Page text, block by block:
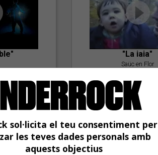
"La iaia"
Saüc en Flor
sol·licita el teu consentiment
les teves dades personals amb
aquests objectius